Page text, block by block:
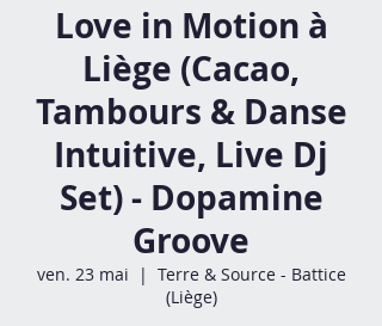
Love in Motion à
Liège (Cacao,
Tambours & Danse
Intuitive, Live Dj
Set) - Dopamine
Groove
ven. 23 mai
  |
Terre & Source - Battice
(Liège)